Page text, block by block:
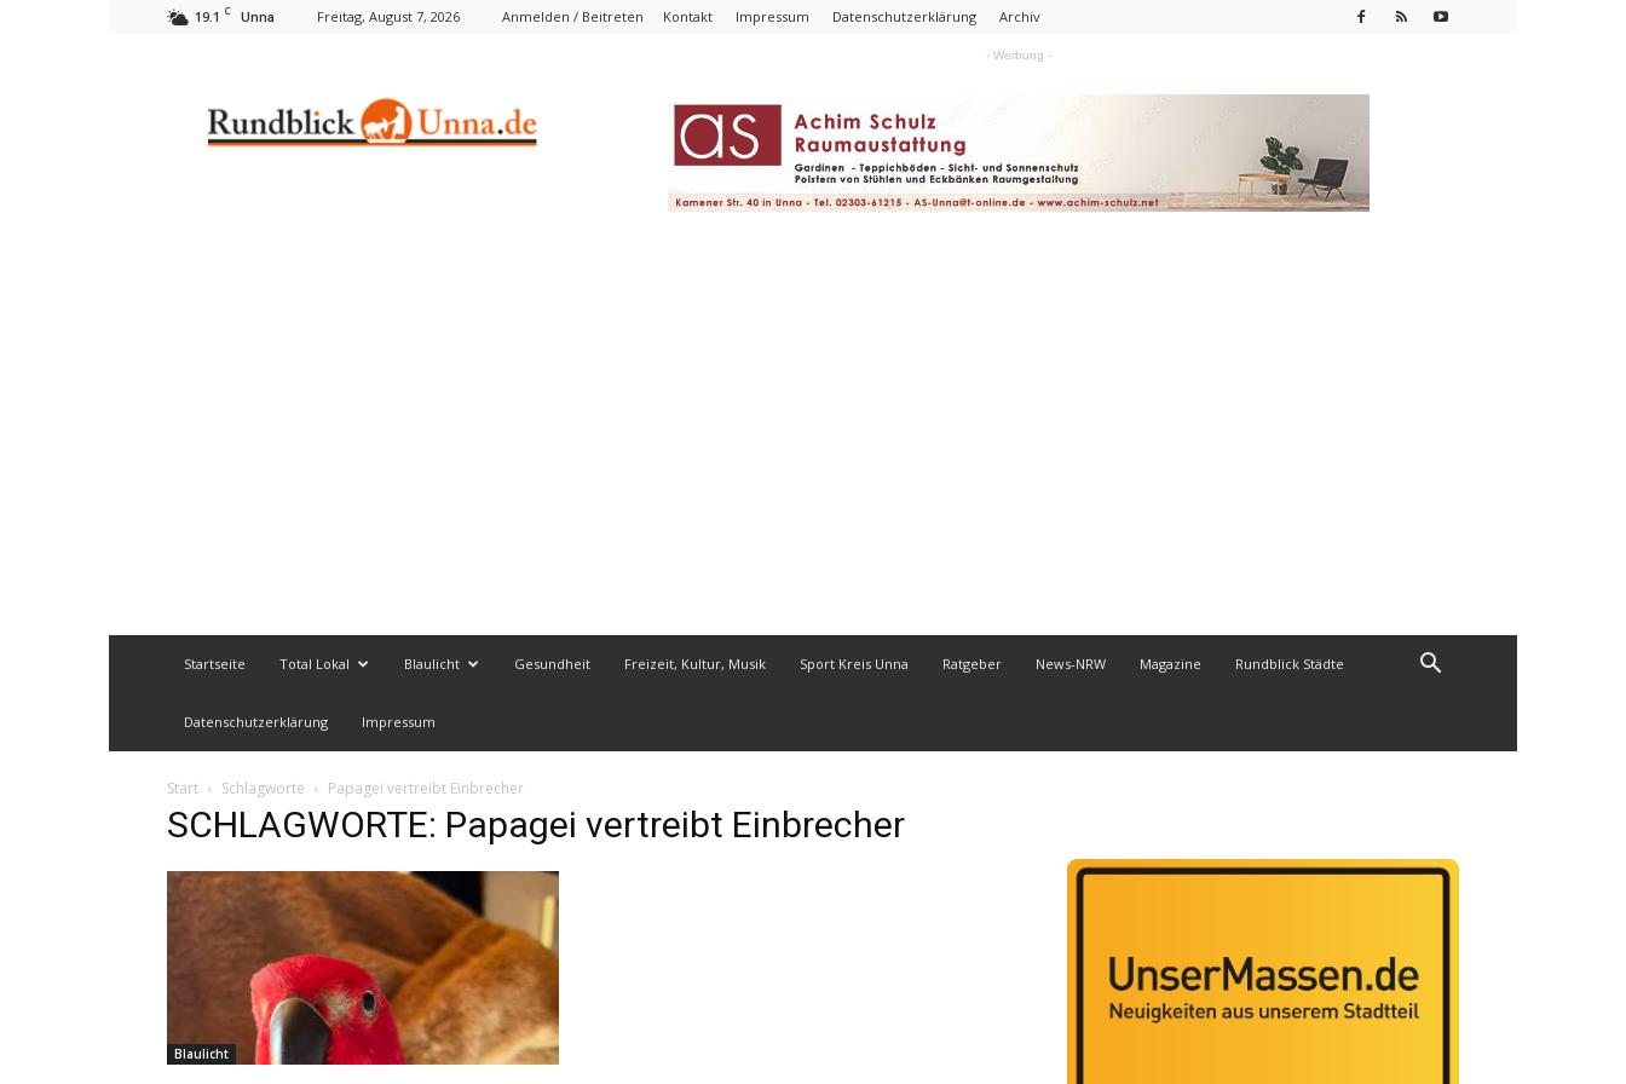
19.1 C Unna Freitag, August 7, 2026 Anmelden / Beitreten Kontakt Impressum Datenschutzerklärung Archiv
- Werbung -
Startseite Total Lokal Blaulicht Gesundheit Freizeit, Kultur, Musik Sport Kreis Unna Ratgeber News-NRW Magazine Rundblick Städte
Datenschutzerklärung Impressum
Start Schlagworte Papagei vertreibt Einbrecher
SCHLAGWORTE: Papagei vertreibt Einbrecher
Blaulicht